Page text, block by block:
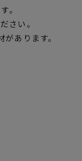
。
さい。
あります。